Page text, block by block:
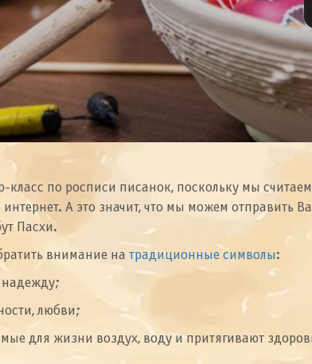
класс по росписи писанок, поскольку мы
А это значит, что мы можем отправить
Пасхи.
внимание на традиционные символы:
надежду;
любви;
для жизни воздух, воду и притягивают